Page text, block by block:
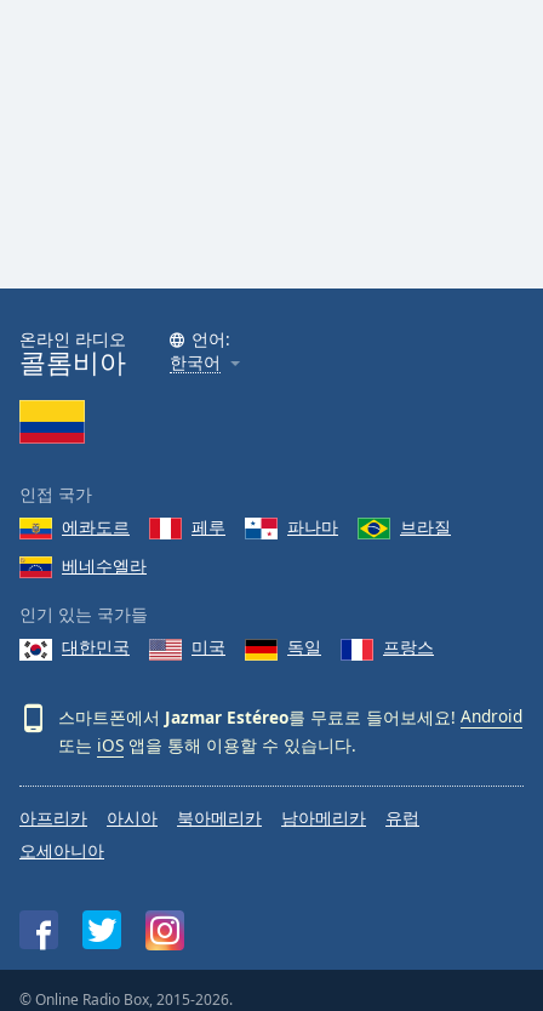
온라인 라디오
콜롬비아
언어:
한국어
인접 국가
에콰도르
페루 파나마
브라질
베네수엘라
인기 있는 국가들
대한민국
미국 독일 프랑스
스마트폰에서 Jazmar Estéreo를 무료로 들어보세요! Android
또는 iOS 앱을 통해 이용할 수 있습니다.
아프리카 아시아 북아메리카 남아메리카
유럽
오세아니아
© Online Radio Box, 2015-2026.